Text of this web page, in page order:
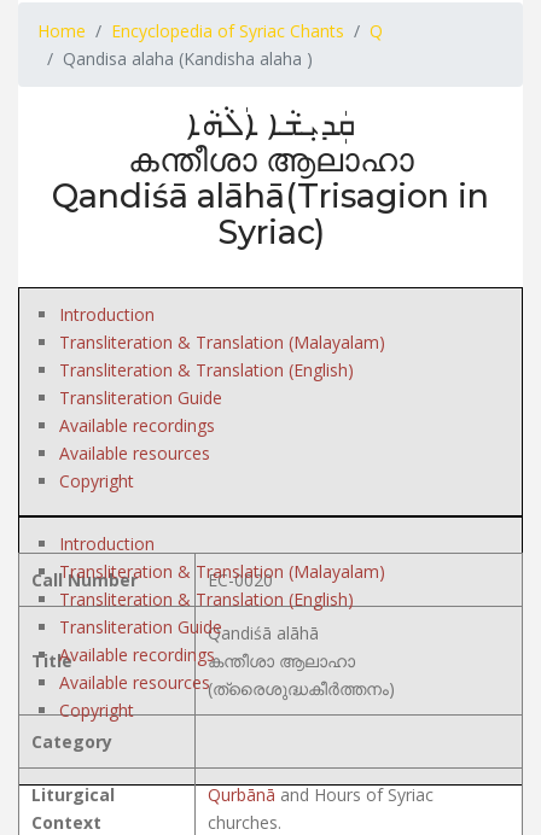
Home Encyclopedia of Syriac Chants
Q
Qandisa alaha (Kandisha alaha )
ܩܲܕܝܼܫܵܐ ܐܲܠܵܗܵܐ
കന്തീശാ ആലാഹാ
Qandiśā alāhā(Trisagion in
Syriac)
Introduction
Transliteration & Translation (Malayalam)
Transliteration & Translation (English)
Transliteration Guide
Available recordings
Available resources
Copyright
Introduction
Transliteration & Translation (Malayalam)
Transliteration & Translation (English)
Transliteration Guide
Available recordings
Available resources
Copyright
Call Number EC-0020
Title
Qandiśā alāhā
കന്തീശാ ആലാഹാ
(ത്രൈശുദ്ധകീർത്തനം)
Category
Liturgical
Context
Qurbānā and Hours of Syriac
churches.